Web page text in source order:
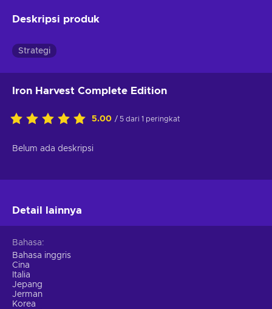
Deskripsi produk
Strategi
Iron Harvest Complete Edition
5.00 / 5 dari 1 peringkat
Belum ada deskripsi
Detail lainnya
Bahasa
Bahasa inggris
Cina
Italia
Jepang
Jerman
Korea